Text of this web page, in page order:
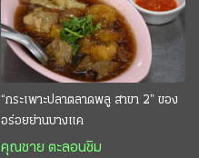
“กระเพาะปลาตลาดพลู สาขา 2” ของ
อร่อยย่านบางแค
คุณชาย ตะลอนชิม